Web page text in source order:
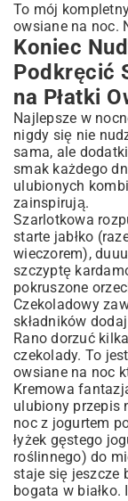
To mój
owsiane na noc.
Koniec
Podkręcić
na Płatki
Najlepsze w
nigdy się nie
sama, ale
smak każdego
ulubionych
zainspirują.
Szarlotkowa
starte jabłko
wieczorem),
szczyptę
pokruszone
Czekoladowy
składników
Rano dorzuć
czekolady. To
owsiane na noc
Kremowa
ulubiony przepis
noc z jogurtem
łyżek gęstego
roślinnego) do
staje się jeszcze
bogata w białko.